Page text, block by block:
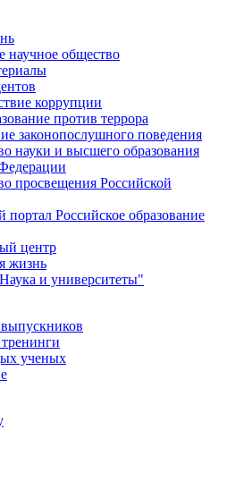
научное общество
коррупции
против террора
законопослушного поведения
науки и высшего образования
просвещения Российской
портал Российское образование
центр
жизнь
и университеты"
ученых